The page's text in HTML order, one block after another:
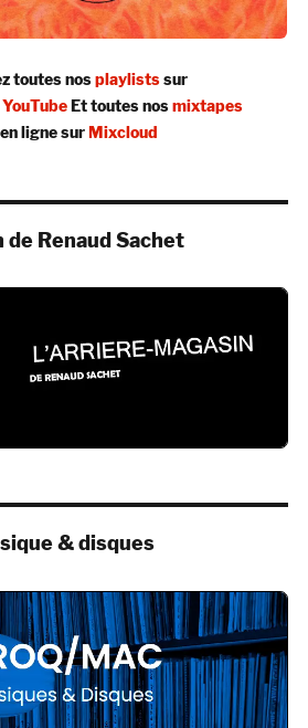
toutes nosplaylistssur
YouTubeEt toutes nosmixtapes
ligne surMixcloud
de Renaud Sachet
& disques